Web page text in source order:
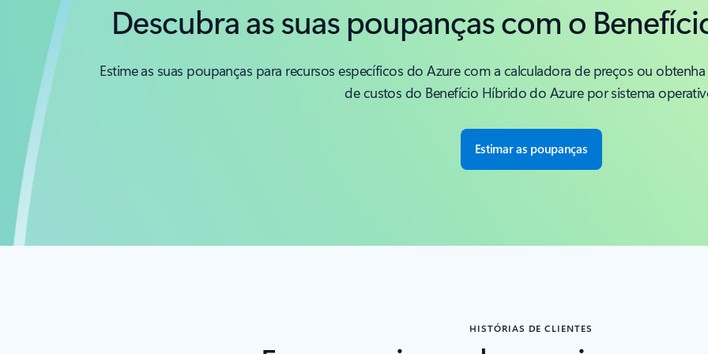
Descubra as suas poupanças com o
Estime as suas poupanças para recursos específicos do Azure com a calculadora de preços ou
de custos do Benefício Híbrido do Azure por sistema
Estimar as poupanças
HISTÓRIAS DE CLIENTES